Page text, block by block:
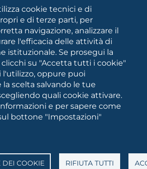
cookie tecnici e di
e di terze parti, per
navigazione, analizzare il
l'efficacia delle attività di
istituzionale. Se prosegui la
clicchi su "Accetta tutti i cookie"
l'utilizzo, oppure puoi
la scelta salvando le tue
quali cookie attivare.
e per sapere come
bottone "Impostazioni"
DEI COOKIE RIFIUTA TUTTI
visiva
SOCIAL
MEDIA
di Foggia • Via A.Gramsci 89/91 •